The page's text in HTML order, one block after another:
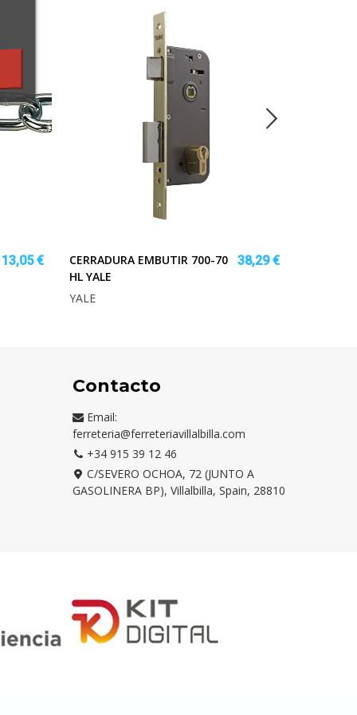
€
CERRADURA EMBUTIR 700-70
HL YALE
38,29 €
YALE
Contacto
Email:
ferreteria@ferreteriavillalbilla.com
+34 915 39 12 46
C/SEVERO OCHOA, 72 (JUNTO A
GASOLINERA BP), Villalbilla, Spain, 28810